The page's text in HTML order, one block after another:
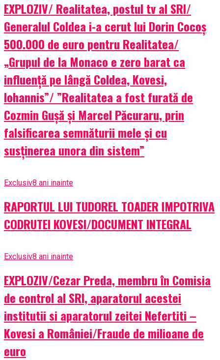
EXPLOZIV/ Realitatea, postul tv al SRI/
Generalul Coldea i-a cerut lui Dorin Cocoș
500.000 de euro pentru Realitatea/
„Grupul de la Monaco e zero barat ca
influenţă pe lângă Coldea, Kovesi,
Iohannis”/ ”Realitatea a fost furată de
Cozmin Gușă și Marcel Păcuraru, prin
falsificarea semnăturii mele și cu
susținerea unora din sistem”
Exclusiv8 ani inainte
RAPORTUL LUI TUDOREL TOADER IMPOTRIVA
CODRUTEI KOVESI/DOCUMENT INTEGRAL
Exclusiv8 ani inainte
EXPLOZIV/Cezar Preda, membru în Comisia
de control al SRI, aparatorul acestei
institutii si aparatorul zeitei Nefertiti –
Kovesi a României/Fraude de milioane de
euro